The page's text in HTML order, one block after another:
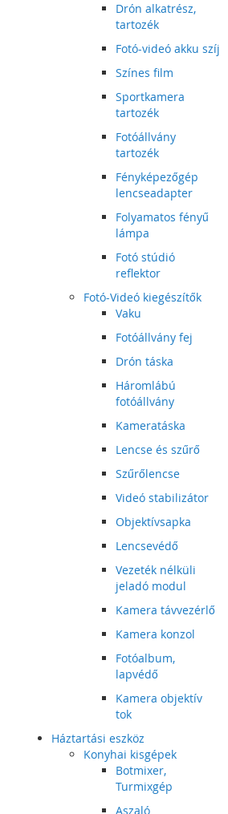
Drón alkatrész,
tartozék
Fotó-videó akku szíj
Színes film
Sportkamera
tartozék
Fotóállvány
tartozék
Fényképezőgép
lencseadapter
Folyamatos fényű
lámpa
Fotó stúdió
reflektor
Fotó-Videó kiegészítők
Vaku
Fotóállvány fej
Drón táska
Háromlábú
fotóállvány
Kameratáska
Lencse és szűrő
Szűrőlencse
Videó stabilizátor
Objektívsapka
Lencsevédő
Vezeték nélküli
jeladó modul
Kamera távvezérlő
Kamera konzol
Fotóalbum,
lapvédő
Kamera objektív
tok
Háztartási eszköz
Konyhai kisgépek
Botmixer,
Turmixgép
Aszaló